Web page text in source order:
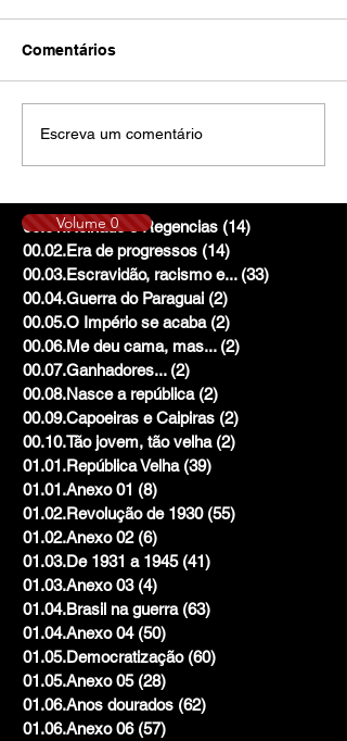
Comentários
Escreva um comentário
00.01.Reinado e Regencias (14)
00.02.Era de progressos (14)
00.03.Escravidão, racismo e... (33)
00.04.Guerra do Paraguai (2)
00.05.O Império se acaba (2)
00.06.Me deu cama, mas... (2)
00.07.Ganhadores... (2)
00.08.Nasce a república (2)
00.09.Capoeiras e Caipiras (2)
00.10.Tão jovem, tão velha (2)
01.01.República Velha (39)
01.01.Anexo 01 (8)
01.02.Revolução de 1930 (55)
01.02.Anexo 02 (6)
01.03.De 1931 a 1945 (41)
01.03.Anexo 03 (4)
01.04.Brasil na guerra (63)
01.04.Anexo 04 (50)
01.05.Democratização (60)
01.05.Anexo 05 (28)
01.06.Anos dourados (62)
01.06.Anexo 06 (57)
Volume 0